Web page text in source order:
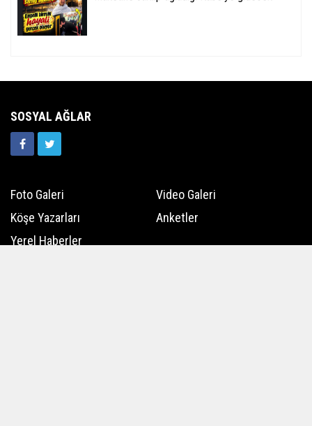
SOSYAL AĞLAR
Foto Galeri
Video Galeri
Köşe Yazarları
Anketler
Yerel Haberler